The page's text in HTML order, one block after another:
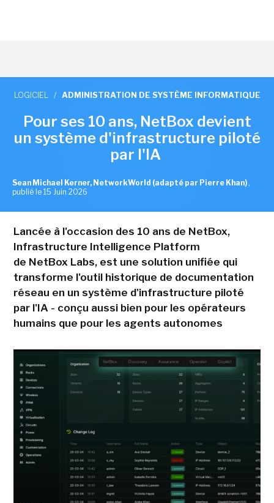
LOGICIEL / ADMINISTRATION DE SYSTÈME INFORMATIQUE
Pour ses 10 ans, NetBox devient
un système d'infrastructure piloté
par l'IA
Sean Michael Kerner, NetworkWorld (adapté par Pierre Khan) ,
publié le 15 Juin 2026
Lancée à l'occasion des 10 ans de NetBox,
Infrastructure Intelligence Platform
de NetBox Labs, est une solution unifiée qui
transforme l'outil historique de documentation
réseau en un système d'infrastructure piloté
par l'IA - conçu aussi bien pour les opérateurs
humains que pour les agents autonomes